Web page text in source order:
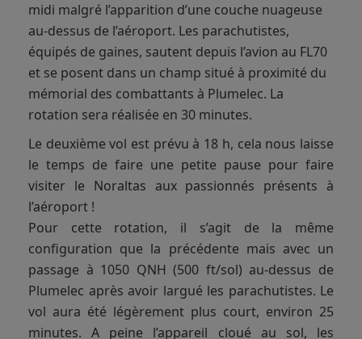
midi malgré l’apparition d’une couche nuageuse
au-dessus de l’aéroport. Les parachutistes,
équipés de gaines, sautent depuis l’avion au FL70
et se posent dans un champ situé à proximité du
mémorial des combattants à Plumelec. La
rotation sera réalisée en 30 minutes.
Le deuxième vol est prévu à 18 h, cela nous laisse
le temps de faire une petite pause pour faire
visiter le Noraltas aux passionnés présents à
l’aéroport !
Pour cette rotation, il s’agit de la même
configuration que la précédente mais avec un
passage à 1050 QNH (500 ft/sol) au-dessus de
Plumelec après avoir largué les parachutistes. Le
vol aura été légèrement plus court, environ 25
minutes. A peine l’appareil cloué au sol, les